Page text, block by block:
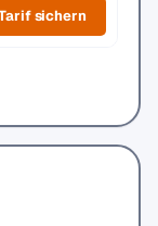
sichern